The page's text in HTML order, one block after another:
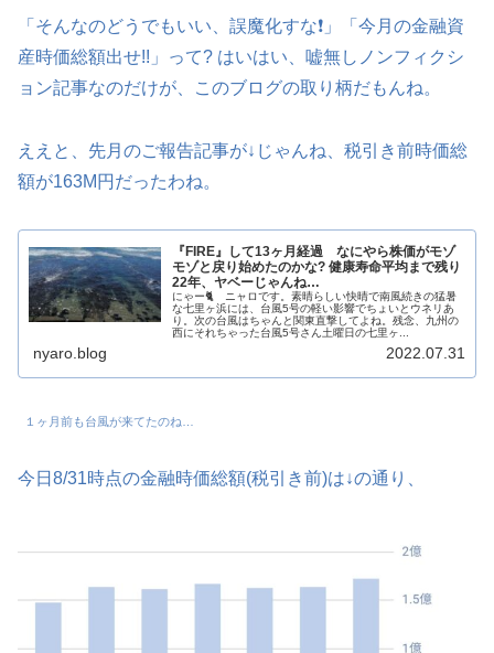
「そんなのどうでもいい、誤魔化すな❗」「今月の金融資
産時価総額出せ!!」って? はいはい、嘘無しノンフィクシ
ョン記事なのだけが、このブログの取り柄だもんね。
ええと、先月のご報告記事が↓じゃんね、税引き前時価総
額が163M円だったわね。
『FIRE』して13ヶ月経過 なにやら株価がモゾ
モゾと戻り始めたのかな? 健康寿命平均まで残り
22年、ヤベーじゃんね…
にゃー🐈 ニャロです。素晴らしい快晴で南風続きの猛暑
な七里ヶ浜には、台風5号の軽い影響でちょいとウネリあ
り。次の台風はちゃんと関東直撃してよね。残念、九州の
西にそれちゃった台風5号さん土曜日の七里ヶ...
nyaro.blog 2022.07.31
１ヶ月前も台風が来てたのね…
今日8/31時点の金融時価総額(税引き前)は↓の通り、